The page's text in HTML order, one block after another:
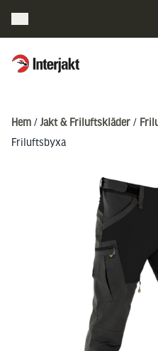
Interjakt SE
Hem / Jakt & Friluftskläder /
Friluftsbyxa